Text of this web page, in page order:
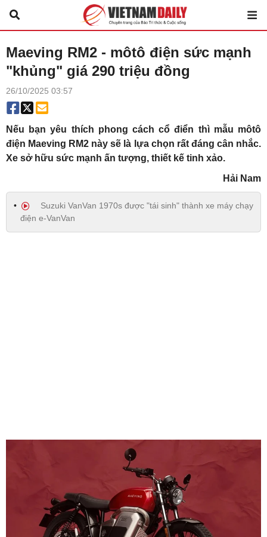
Maeving RM2 - môtô điện sức mạnh
"khủng" giá 290 triệu đồng
26/10/2025 03:57
Nếu bạn yêu thích phong cách cổ điển thì mẫu môtô
điện Maeving RM2 này sẽ là lựa chọn rất đáng cân nhắc.
Xe sở hữu sức mạnh ấn tượng, thiết kế tinh xảo.
Hải Nam
Suzuki VanVan 1970s được "tái sinh" thành xe máy chạy
điện e-VanVan